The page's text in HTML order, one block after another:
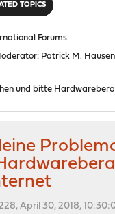
TOPICS
Forums
Patrick M. Hausen
und bitte
April 30, 2018,